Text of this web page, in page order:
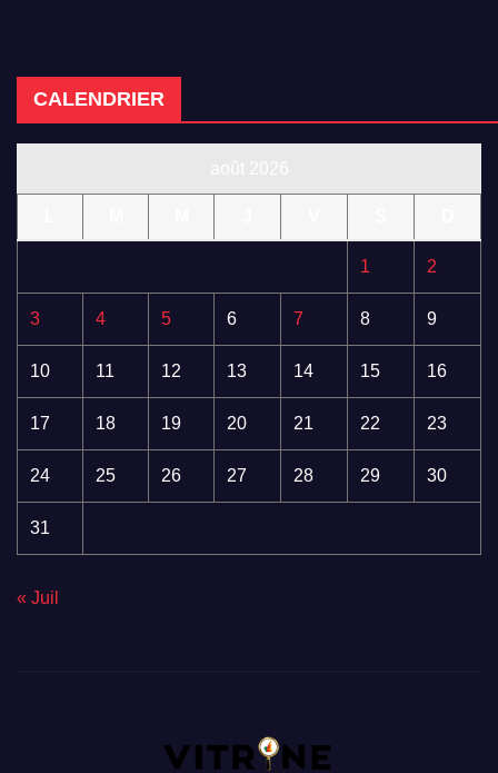
CALENDRIER
1 2
3 4 5 6 7 8 9
10 11 12 13 14 15 16
17 18 19 20 21 22 23
24 25 26 27 28 29 30
31
« Juil